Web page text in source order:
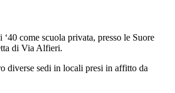
come scuola privata, presso le Suore
di Via Alfieri.
diverse sedi in locali presi in affitto da